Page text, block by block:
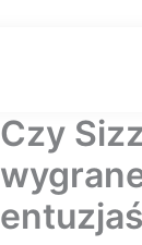
Czy